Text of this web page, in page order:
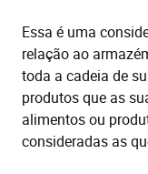
Essa é uma
relação ao
toda a cadeia de
produtos que as
alimentos ou
consideradas as